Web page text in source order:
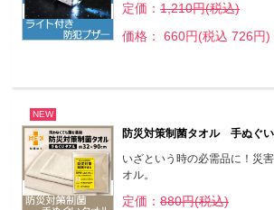
定価： 1,210円(税込)
価格： 660円(税込 726円)
NEW
防災対策制菌タオル 手ぬぐ
いざという時の必需品に！災
オル。
定価： 880円(税込)